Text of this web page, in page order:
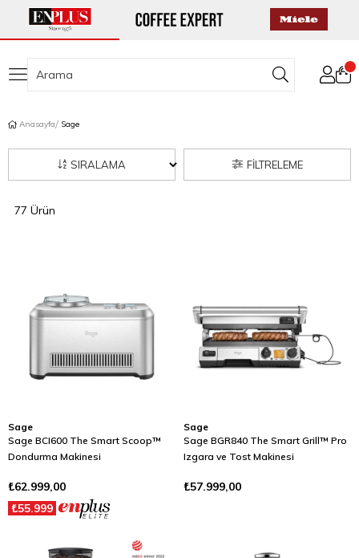
Anasayfa Sage
FILTRELEME
SIRALAMA
77 Ürün
Sage
Sage BCI600 The Smart Scoop™
Dondurma Makinesi
₺62.999,00
₺55.999
Sage
Sage BGR840 The Smart Grill™ Pro
Izgara ve Tost Makinesi
₺57.999,00